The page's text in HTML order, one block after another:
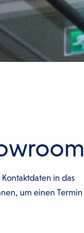
in das
um einen Termin